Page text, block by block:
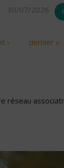
30/07/2026
› dernier »
réseau